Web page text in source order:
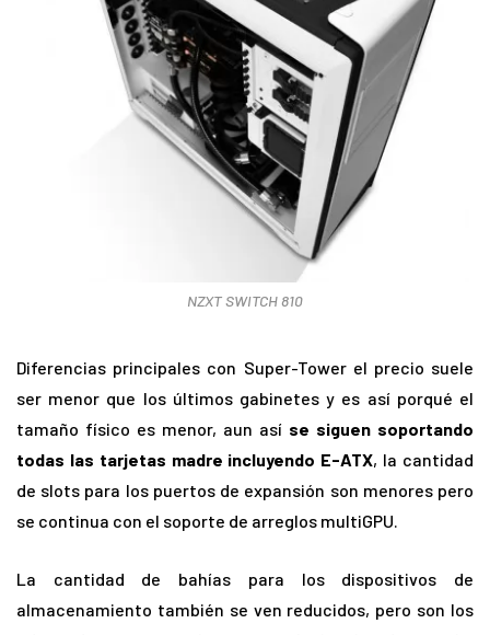
NZXT SWITCH 810
Diferencias principales con Super-Tower el precio suele
ser menor que los últimos gabinetes y es así porqué el
tamaño físico es menor, aun así se siguen soportando
todas las tarjetas madre incluyendo E-ATX, la cantidad
de slots para los puertos de expansión son menores pero
se continua con el soporte de arreglos multiGPU.
La cantidad de bahías para los dispositivos de
almacenamiento también se ven reducidos, pero son los